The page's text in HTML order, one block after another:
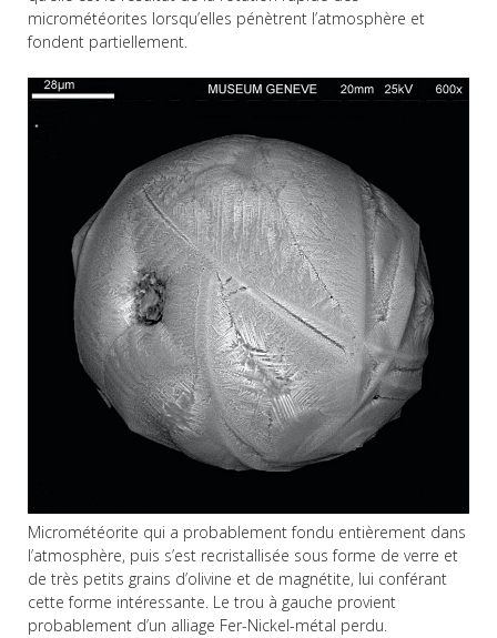
micrométéorites lorsqu’elles pénètrent l’atmosphère et
fondent partiellement.
Micrométéorite qui a probablement fondu entièrement dans
l’atmosphère, puis s’est recristallisée sous forme de verre et
de très petits grains d’olivine et de magnétite, lui conférant
cette forme intéressante. Le trou à gauche provient
probablement d’un alliage Fer-Nickel-métal perdu.